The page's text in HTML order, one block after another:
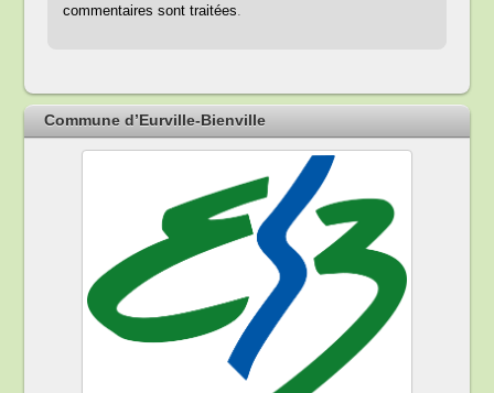
commentaires sont traitées
Commune d’Eurville-Bienville